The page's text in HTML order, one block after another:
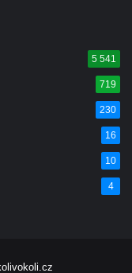
5 541
719
230
16
10
4